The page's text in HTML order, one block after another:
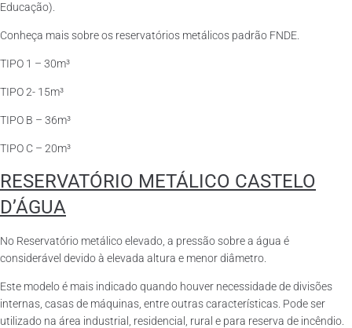
Educação).
Conheça mais sobre os reservatórios metálicos padrão FNDE.
TIPO 1 – 30m³
TIPO 2- 15m³
TIPO B – 36m³
TIPO C – 20m³
RESERVATÓRIO METÁLICO CASTELO
D’ÁGUA
No Reservatório metálico elevado, a pressão sobre a água é
considerável devido à elevada altura e menor diâmetro.
Este modelo é mais indicado quando houver necessidade de divisões
internas, casas de máquinas, entre outras características. Pode ser
utilizado na área industrial, residencial, rural e para reserva de incêndio.